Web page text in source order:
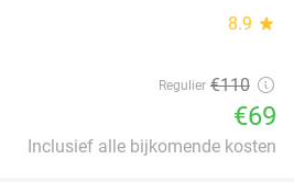
8.9 star
Regulier €110
€69
Inclusief alle bijkomende kosten